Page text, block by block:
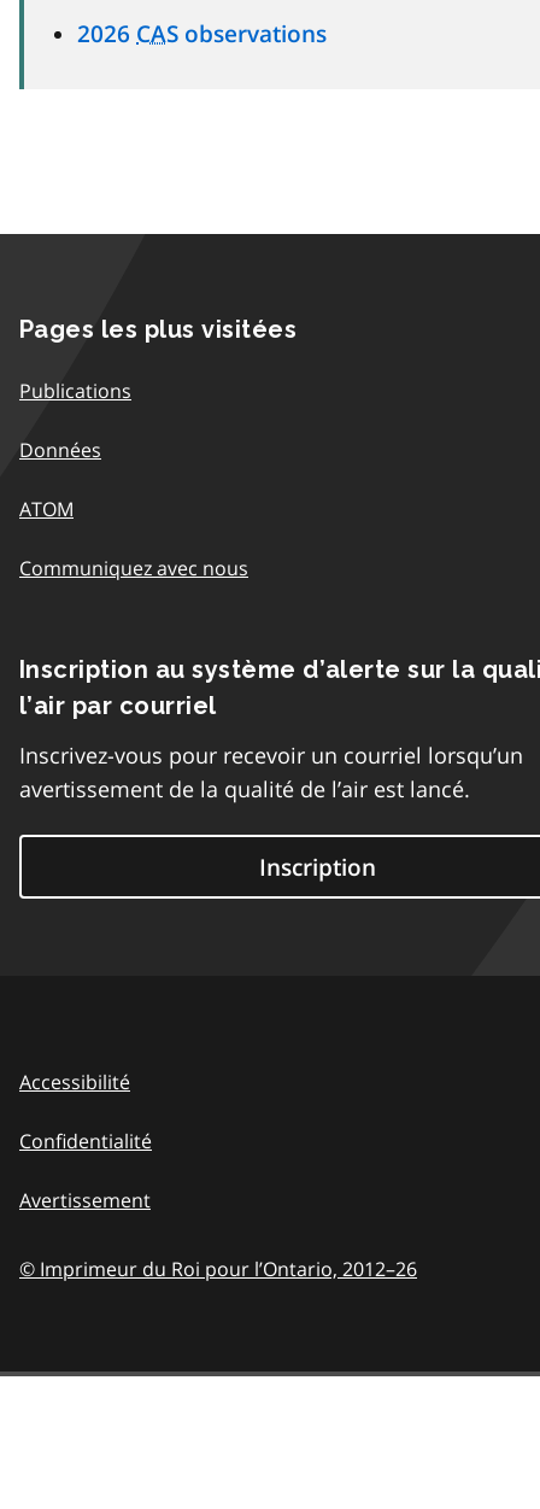
2026 CAS observations
Pages les plus visitées
Publications
Données
ATOM
Communiquez avec nous
Inscription au système d’alerte sur la
l’air par courriel
Inscrivez-vous pour recevoir un courriel lorsqu’un
avertissement de la qualité de l’air est lancé.
Inscription
Accessibilité
Confidentialité
Avertissement
© Imprimeur du Roi pour l’Ontario, 2012–26